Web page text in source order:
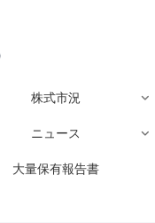
株式市況
ニュース
大量保有報告書